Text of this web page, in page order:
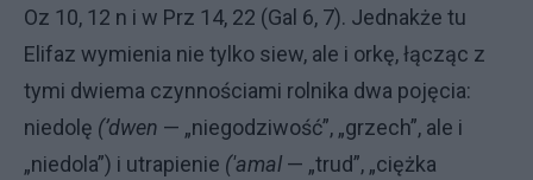
Oz 10, 12 n i w Prz 14, 22 (Gal 6, 7). Jednakże tu
Elifaz wymienia nie tylko siew, ale i orkę, łącząc z
tymi dwiema czynnościami rolnika dwa po­jęcia:
niedolę (’dwen — „niegodziwość”, „grzech”, ale i
„niedola”) i utrapienie ('amal — „trud”, „ciężka